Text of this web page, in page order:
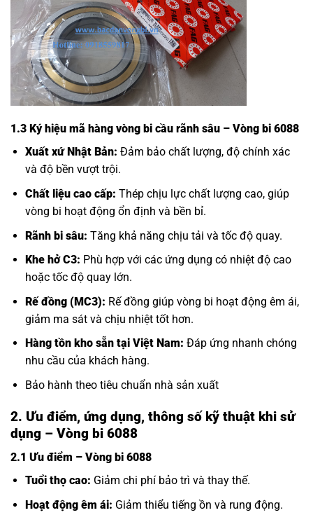
1.3 Ký hiệu mã hàng vòng bi cầu rãnh sâu – Vòng bi 6088
Xuất xứ Nhật Bản: Đảm bảo chất lượng, độ chính xác
và độ bền vượt trội.
Chất liệu cao cấp: Thép chịu lực chất lượng cao, giúp
vòng bi hoạt động ổn định và bền bỉ.
Rãnh bi sâu: Tăng khả năng chịu tải và tốc độ quay.
Khe hở C3: Phù hợp với các ứng dụng có nhiệt độ cao
hoặc tốc độ quay lớn.
Rế đồng (MC3): Rế đồng giúp vòng bi hoạt động êm ái,
giảm ma sát và chịu nhiệt tốt hơn.
Hàng tồn kho sẵn tại Việt Nam: Đáp ứng nhanh chóng
nhu cầu của khách hàng.
Bảo hành theo tiêu chuẩn nhà sản xuất
2. Ưu điểm, ứng dụng, thông số kỹ thuật khi sử
dụng – Vòng bi 6088
2.1 Ưu điểm – Vòng bi 6088
Tuổi thọ cao: Giảm chi phí bảo trì và thay thế.
Hoạt động êm ái: Giảm thiểu tiếng ồn và rung động.